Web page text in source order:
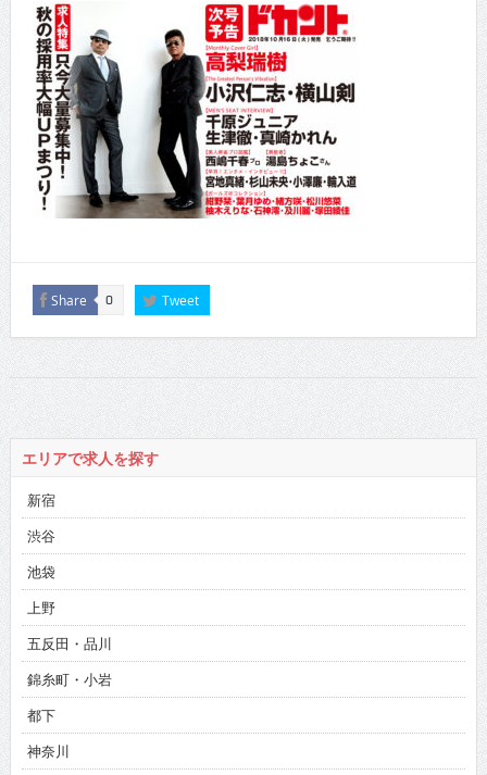
Share 0 Tweet
エリアで求人を探す
新宿
渋谷
池袋
上野
五反田・品川
錦糸町・小岩
都下
神奈川